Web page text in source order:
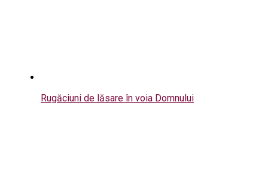
Rugăciuni de lăsare în voia Domnului